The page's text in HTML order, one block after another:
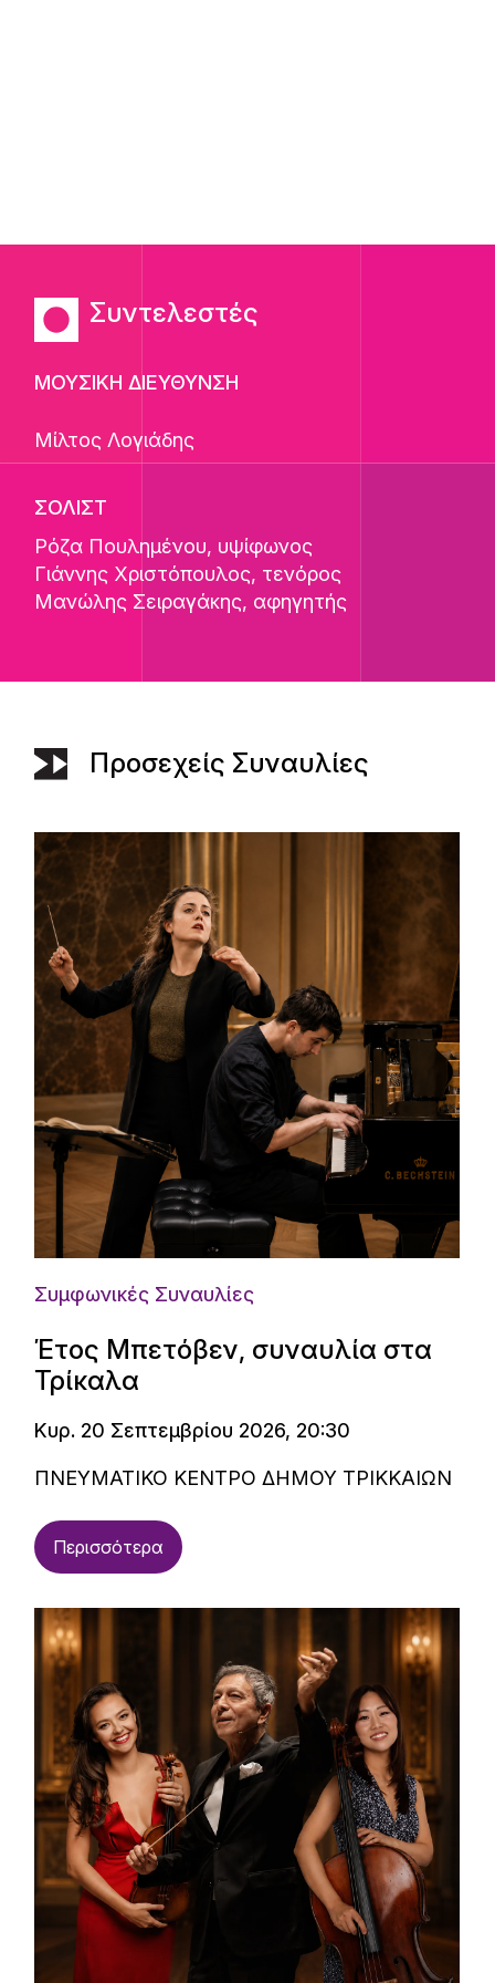
Συντελεστές
ΜΟΥΣΙΚΗ ΔΙΕΥΘΥΝΣΗ
Μίλτος Λογιάδης
ΣΟΛΙΣΤ
Ρόζα Πουλημένου, υψίφωνος
Γιάννης Χριστόπουλος, τενόρος
Μανώλης Σειραγάκης, αφηγητής
Προσεχείς Συναυλίες
Συμφωνικές Συναυλίες
Έτος Μπετόβεν, συναυλία στα
Τρίκαλα
Κυρ. 20 Σεπτεμβρίου 2026, 20:30
ΠΝΕΥΜΑΤΙΚΟ ΚΕΝΤΡΟ ΔΗΜΟΥ ΤΡΙΚΚΑΙΩΝ
Περισσότερα